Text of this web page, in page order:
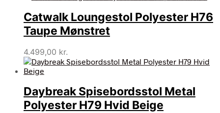
Catwalk Loungestol Polyester H76
Taupe Mønstret
4.499,00 kr.
Daybreak Spisebordsstol Metal
Polyester H79 Hvid Beige